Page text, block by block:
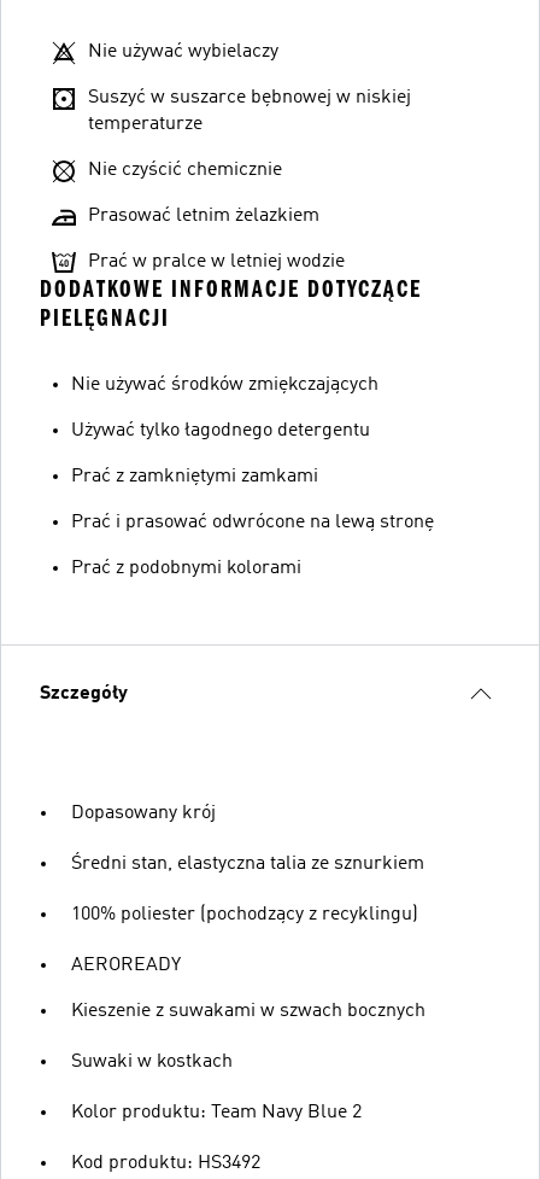
Nie używać wybielaczy
Suszyć w suszarce bębnowej w niskiej
temperaturze
Nie czyścić chemicznie
Prasować letnim żelazkiem
Prać w pralce w letniej wodzie
DODATKOWE INFORMACJE DOTYCZĄCE
PIELĘGNACJI
Nie używać środków zmiękczających
Używać tylko łagodnego detergentu
Prać z zamkniętymi zamkami
Prać i prasować odwrócone na lewą stronę
Prać z podobnymi kolorami
Szczegóły
Dopasowany krój
Średni stan, elastyczna talia ze sznurkiem
100% poliester (pochodzący z recyklingu)
AEROREADY
Kieszenie z suwakami w szwach bocznych
Suwaki w kostkach
Kolor produktu: Team Navy Blue 2
Kod produktu: HS3492